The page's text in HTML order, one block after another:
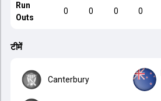
Run
Outs
0 0 0 0
टीमें
Canterbury